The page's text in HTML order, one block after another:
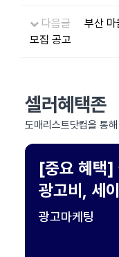
다음글
부산 마
모집 공고
셀러혜택존
도매리스트닷컴을 통
[중요 혜택]
광고비, 세
광고마케팅